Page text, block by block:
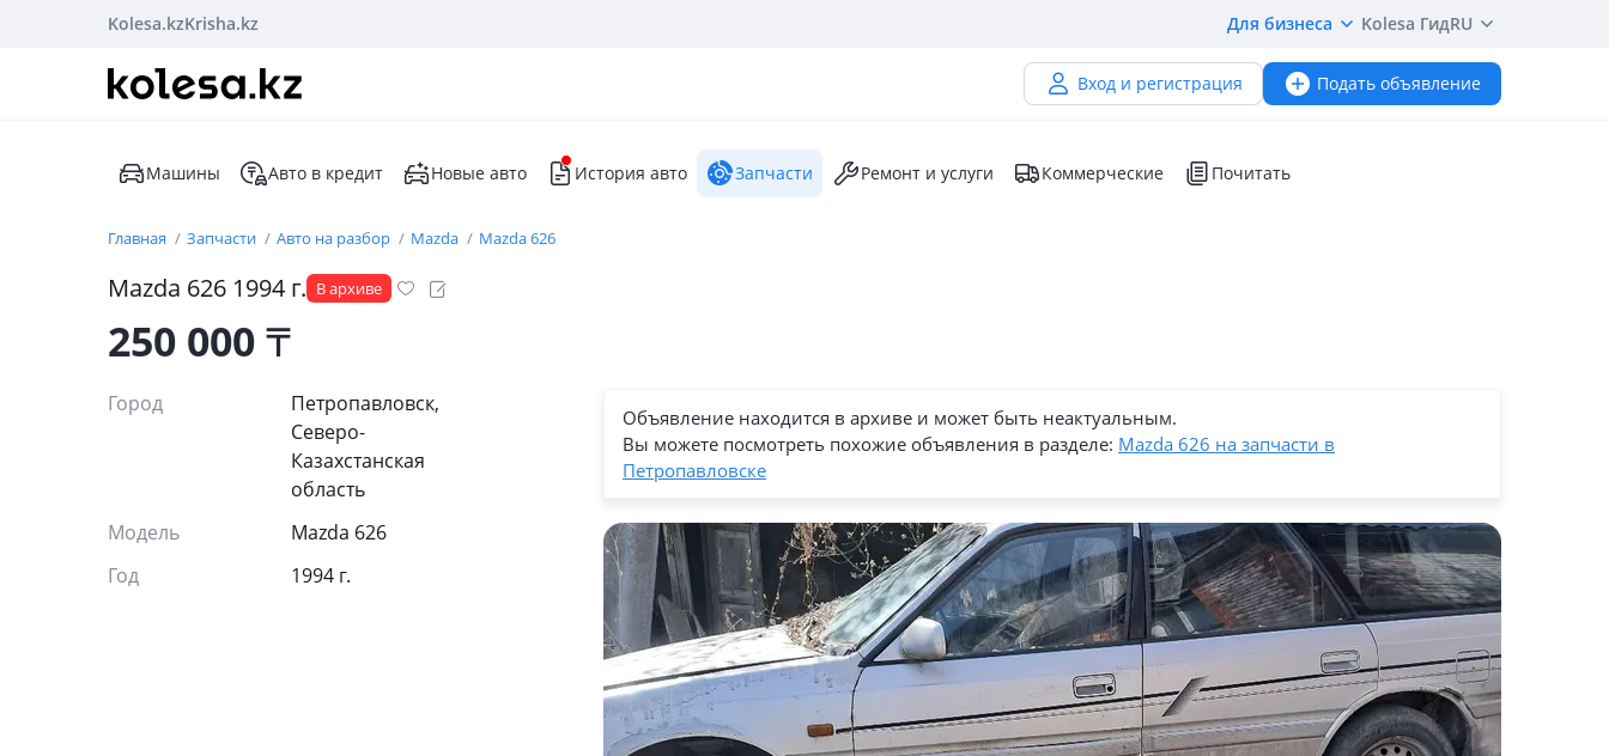
Kolesa.kzKrisha.kz Для бизнеса Kolesa ГидRU
Вход и регистрация Подать объявление
Машины Авто в кредит Новые авто История авто Запчасти Ремонт и услуги Коммерческие Почитать
Главная Запчасти Авто на разбор Mazda Mazda 626
Mazda 626 1994 г. В архиве
250 000₸
Город
Петропавловск,
Северо-
Казахстанская
область
Модель
Mazda 626
Год
1994 г.
Объявление находится в архиве и может быть неактуальным.
Вы можете посмотреть похожие объявления в разделе: Mazda 626 на запчасти в
Петропавловске